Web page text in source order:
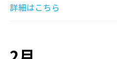
詳細はこちら